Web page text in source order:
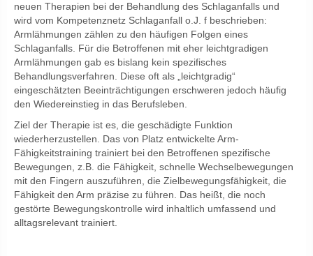
neuen Therapien bei der Behandlung des Schlaganfalls und
wird vom Kompetenznetz Schlaganfall o.J. f beschrieben:
Armlähmungen zählen zu den häufigen Folgen eines
Schlaganfalls. Für die Betroffenen mit eher leichtgradigen
Armlähmungen gab es bislang kein spezifisches
Behandlungsverfahren. Diese oft als „leichtgradig“
eingeschätzten Beeinträchtigungen erschweren jedoch häufig
den Wiedereinstieg in das Berufsleben.
Ziel der Therapie ist es, die geschädigte Funktion
wiederherzustellen. Das von Platz entwickelte Arm-
Fähigkeitstraining trainiert bei den Betroffenen spezifische
Bewegungen, z.B. die Fähigkeit, schnelle Wechselbewegungen
mit den Fingern auszuführen, die Zielbewegungsfähigkeit, die
Fähigkeit den Arm präzise zu führen. Das heißt, die noch
gestörte Bewegungskontrolle wird inhaltlich umfassend und
alltagsrelevant trainiert.